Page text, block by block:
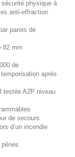
physique à
anti-effraction
parois de
82 mm
de
après
testée A2P niveau
de secours
d’un incendie